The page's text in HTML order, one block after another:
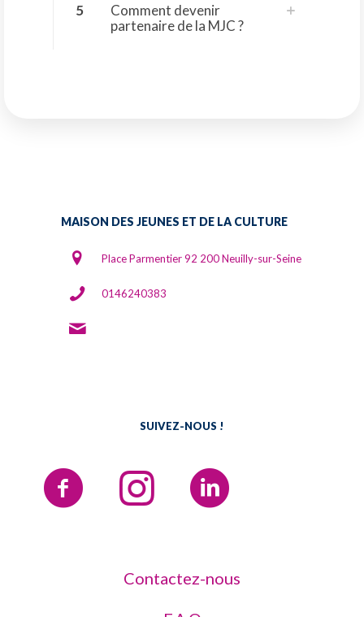
5
Comment devenir
partenaire de la MJC ?
MAISON DES JEUNES ET DE LA CULTURE
Place Parmentier 92 200 Neuilly-sur-Seine
0146240383
SUIVEZ-NOUS !
Contactez-nous